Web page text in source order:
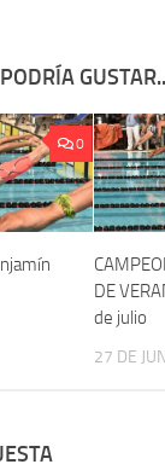
0
DE
de julio
27 DE